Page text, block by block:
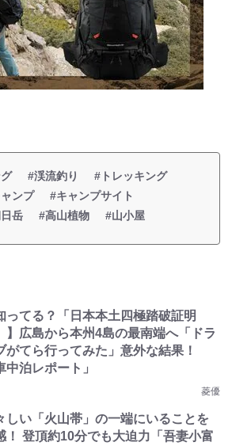
#渓流釣り
#トレッキング
ンプ
#キャンプサイト
岳 #高山植物 #山小屋
ってる？「日本本土四極踏破証明
】広島から本州4島の最南端へ「ドラ
がてら行ってみた」意外な結果！
中泊レポート」
菱優
しい「火山帯」の一端にいることを
！ 登頂約10分でも大迫力「吾妻小富